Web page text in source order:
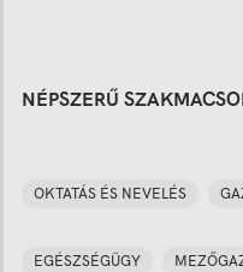
NÉPSZERŰ
OKTATÁS ÉS NEVELÉS
EGÉSZSÉGÜGY